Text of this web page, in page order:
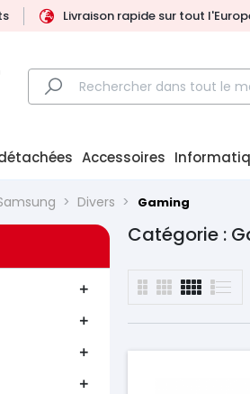
Livraison rapide sur tout
Accessoires
Divers Gaming
add
add
add
add
Catégorie :